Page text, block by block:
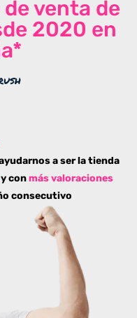
venta de
2020 en
a ser la tienda
y conmás valoraciones
consecutivo